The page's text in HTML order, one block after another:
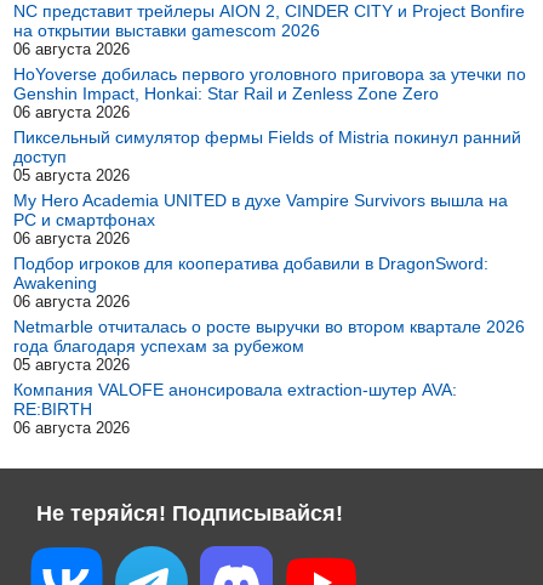
NC представит трейлеры AION 2, CINDER CITY и Project Bonfire
на открытии выставки gamescom 2026
06 августа 2026
HoYoverse добилась первого уголовного приговора за утечки по
Genshin Impact, Honkai: Star Rail и Zenless Zone Zero
06 августа 2026
Пиксельный симулятор фермы Fields of Mistria покинул ранний
доступ
05 августа 2026
My Hero Academia UNITED в духе Vampire Survivors вышла на
PC и смартфонах
06 августа 2026
Подбор игроков для кооператива добавили в DragonSword:
Awakening
06 августа 2026
Netmarble отчиталась о росте выручки во втором квартале 2026
года благодаря успехам за рубежом
05 августа 2026
Компания VALOFE анонсировала extraction-шутер AVA:
RE:BIRTH
06 августа 2026
Не теряйся! Подписывайся!